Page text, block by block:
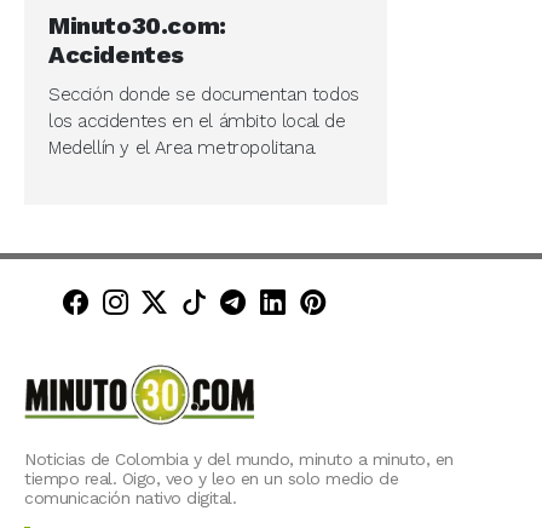
Minuto30.com:
Accidentes
Sección donde se documentan todos
los accidentes en el ámbito local de
Medellín y el Area metropolitana.
Minuto30 en Facebook
Minuto30 en Instagram
Minuto30 en X (Twitter)
Minuto30 en TikTok
Canal de Minuto30 en
Minuto30 en LinkedIn
Minuto30 en
Noticias de Colombia y del mundo, minuto a minuto, en
tiempo real. Oigo, veo y leo en un solo medio de
comunicación nativo digital.